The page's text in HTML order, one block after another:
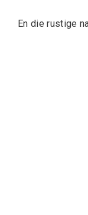
En die rustige